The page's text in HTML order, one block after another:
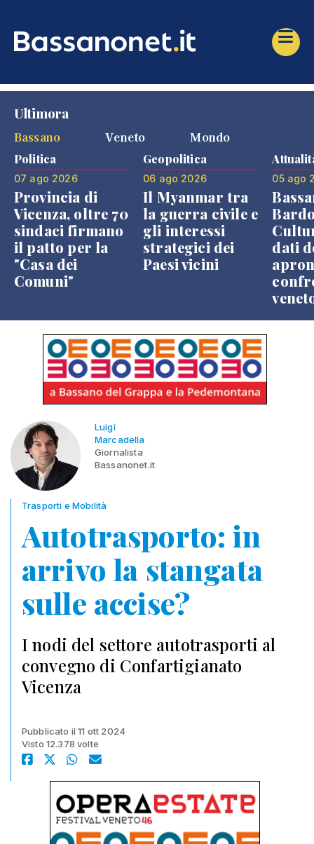
Ultimora
Bassano
Veneto Mondo
Politica
07 ago 2026
Provincia di
Vicenza, oltre 70
sindaci firmano
il patto per la
"Casa dei
Comuni"
Geopolitica
06 ago 2026
Il Myanmar tra
la guerra civile e
gli interessi
strategici dei
Paesi vicini
05 ago
dati
Luigi
Marcadella
Giornalista
Bassanonet.it
Trasporti e Mobilità
Autotrasporto: in
arrivo la stangata
sulle accise?
I nodi del settore autotrasporti al
convegno di Confartigianato
Vicenza
Pubblicato il 11 ott 2024
Visto 12.378 volte